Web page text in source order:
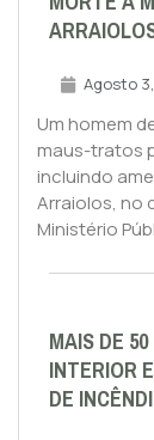
Agosto
Um homem
maus-tratos
incluindo
Arraiolos, no
Ministério
MAIS DE
INTERIOR
DE